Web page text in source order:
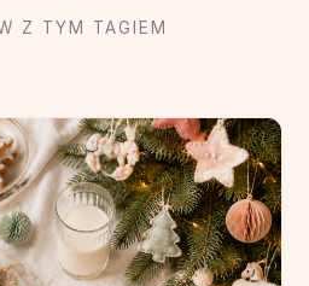
Z TYM TAGIEM